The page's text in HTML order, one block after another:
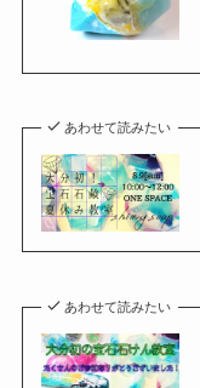
あわせて読みたい
あわせて読みたい